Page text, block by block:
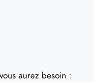
aurez besoin :